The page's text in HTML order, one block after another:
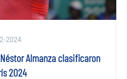
2024
Almanza clasificaron
2024